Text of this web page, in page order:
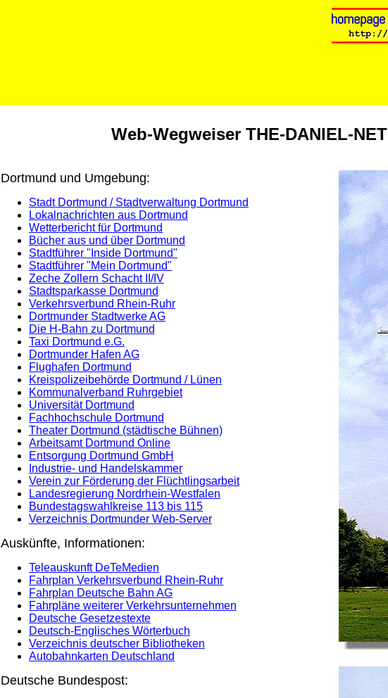
Web-Wegweiser THE-DANIEL-NET
Dortmund und Umgebung:
Stadt Dortmund / Stadtverwaltung Dortmund
Lokalnachrichten aus Dortmund
Wetterbericht für Dortmund
Bücher aus und über Dortmund
Stadtführer "Inside Dortmund"
Stadtführer "Mein Dortmund"
Zeche Zollern Schacht II/IV
Stadtsparkasse Dortmund
Verkehrsverbund Rhein-Ruhr
Dortmunder Stadtwerke AG
Die H-Bahn zu Dortmund
Taxi Dortmund e.G.
Dortmunder Hafen AG
Flughafen Dortmund
Kreispolizeibehörde Dortmund / Lünen
Kommunalverband Ruhrgebiet
Universität Dortmund
Fachhochschule Dortmund
Theater Dortmund (städtische Bühnen)
Arbeitsamt Dortmund Online
Entsorgung Dortmund GmbH
Industrie- und Handelskammer
Verein zur Förderung der Flüchtlingsarbeit
Landesregierung Nordrhein-Westfalen
Bundestagswahlkreise 113 bis 115
Verzeichnis Dortmunder Web-Server
Auskünfte, Informationen:
Teleauskunft DeTeMedien
Fahrplan Verkehrsverbund Rhein-Ruhr
Fahrplan Deutsche Bahn AG
Fahrpläne weiterer Verkehrsunternehmen
Deutsche Gesetzestexte
Deutsch-Englisches Wörterbuch
Verzeichnis deutscher Bibliotheken
Autobahnkarten Deutschland
Deutsche Bundespost: